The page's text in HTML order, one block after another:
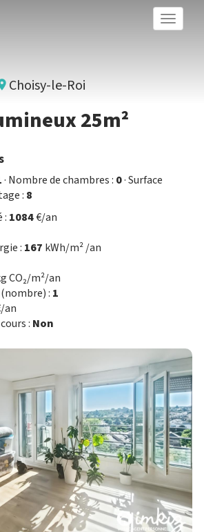
Toggle
Choisy-le-Roi
25m²
· Nombre de chambres : 0· Surface
: 8
: 1084€/an
: 167 kWh/m² /an
CO₂/m²/an
: 1
an
: Non